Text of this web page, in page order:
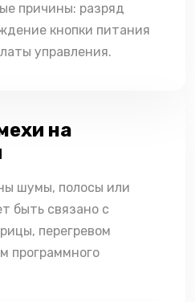
причины: разряд
кнопки питания
управления.
на
шумы, полосы или
быть связано с
перегревом
программного